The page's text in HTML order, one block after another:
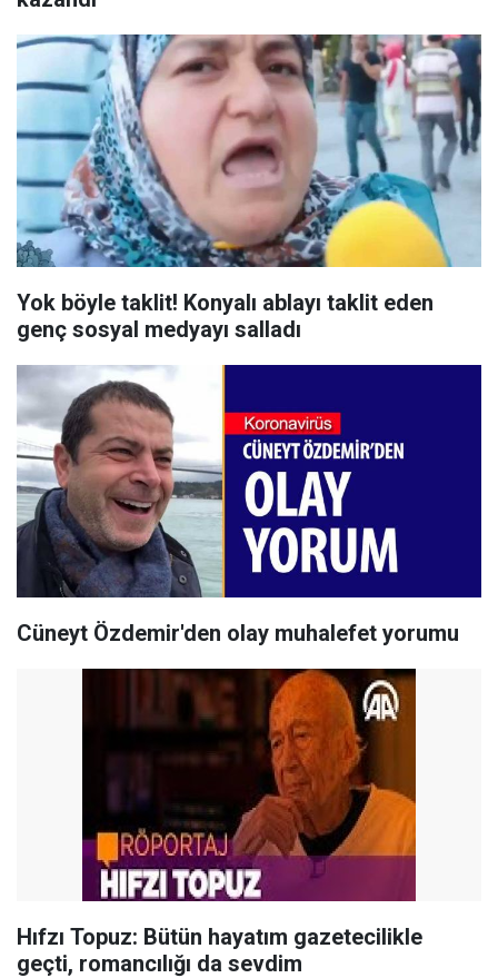
Yok böyle taklit! Konyalı ablayı taklit eden
genç sosyal medyayı salladı
Cüneyt Özdemir'den olay muhalefet yorumu
Hıfzı Topuz: Bütün hayatım gazetecilikle
geçti, romancılığı da sevdim